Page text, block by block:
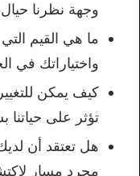
وجهة نظرنا حيال
ما هي القيم
واختياراتك في
كيف يمكن
تؤثر على حياتنا
هل تعتقد أن
مجرد مسار